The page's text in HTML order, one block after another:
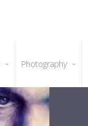
Photography